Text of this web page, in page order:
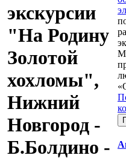
экскурсии
"На Родину
Золотой
хохломы",
Нижний
Новгород -
Б.Болдино -